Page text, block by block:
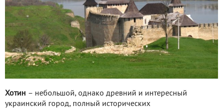
Хотин – небольшой, однако древний и интересный
украинский город, полный исторических